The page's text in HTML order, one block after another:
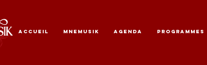
ACCUEIL MNEMUSIK AGENDA PROGRAMMES